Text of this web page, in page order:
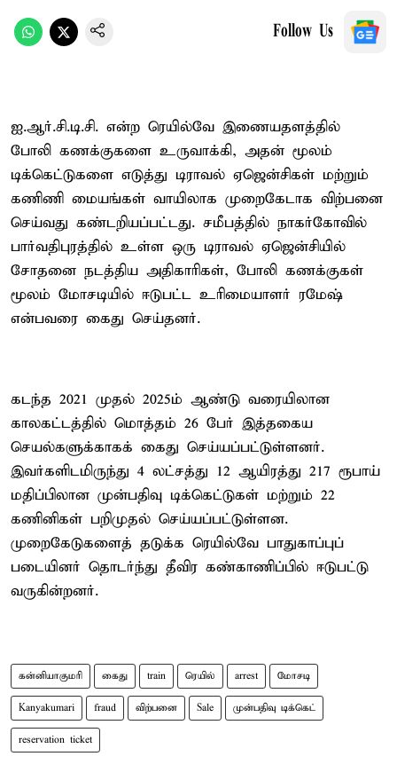
Follow Us
ஐ.ஆர்.சி.டி.சி. என்ற ரெயில்வே இணையதளத்தில்
போலி கணக்குகளை உருவாக்கி, அதன் மூலம்
டிக்கெட்டுகளை எடுத்து டிராவல் ஏஜென்சிகள் மற்றும்
கணிணி மையங்கள் வாயிலாக முறைகேடாக விற்பனை
செய்வது கண்டறியப்பட்டது. சமீபத்தில் நாகர்கோவில்
பார்வதிபுரத்தில் உள்ள ஒரு டிராவல் ஏஜென்சியில்
சோதனை நடத்திய அதிகாரிகள், போலி கணக்குகள்
மூலம் மோசடியில் ஈடுபட்ட உரிமையாளர் ரமேஷ்
என்பவரை கைது செய்தனர்.
கடந்த 2021 முதல் 2025ம் ஆண்டு வரையிலான
காலகட்டத்தில் மொத்தம் 26 பேர் இத்தகைய
செயல்களுக்காகக் கைது செய்யப்பட்டுள்ளனர்.
இவர்களிடமிருந்து 4 லட்சத்து 12 ஆயிரத்து 217 ரூபாய்
மதிப்பிலான முன்பதிவு டிக்கெட்டுகள் மற்றும் 22
கணினிகள் பறிமுதல் செய்யப்பட்டுள்ளன.
முறைகேடுகளைத் தடுக்க ரெயில்வே பாதுகாப்புப்
படையினர் தொடர்ந்து தீவிர கண்காணிப்பில் ஈடுபட்டு
வருகின்றனர்.
கன்னியாகுமரி கைது train ரெயில் arrest மோசடி
Kanyakumari fraud விற்பனை Sale முன்பதிவு டிக்கெட்
reservation ticket